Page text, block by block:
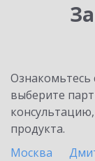
выберите
продукта.
Москва